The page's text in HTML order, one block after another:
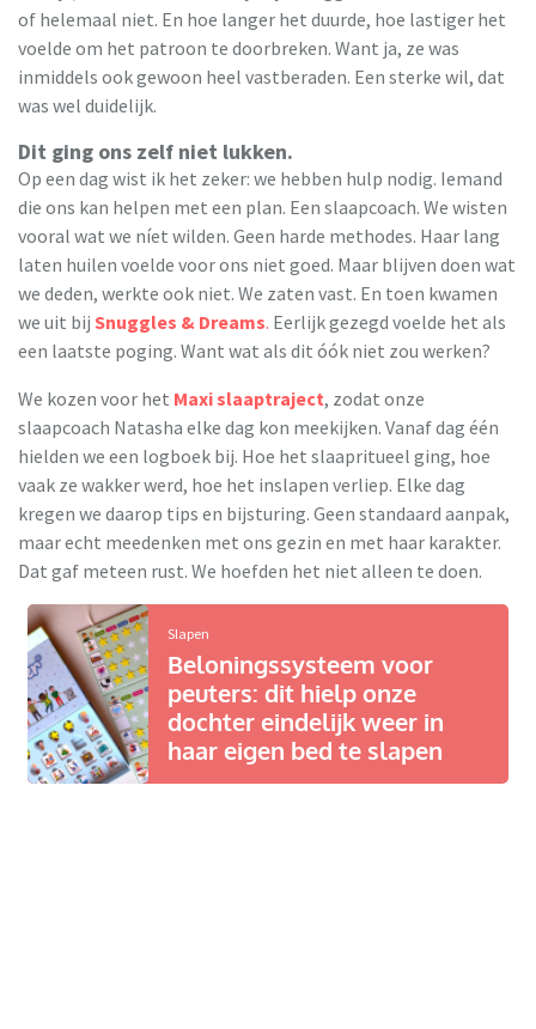
of helemaal niet. En hoe langer het duurde, hoe lastiger het
voelde om het patroon te doorbreken. Want ja, ze was
inmiddels ook gewoon heel vastberaden. Een sterke wil, dat
was wel duidelijk.
Dit ging ons zelf niet lukken.
Op een dag wist ik het zeker: we hebben hulp nodig. Iemand
die ons kan helpen met een plan. Een slaapcoach. We wisten
vooral wat we níet wilden. Geen harde methodes. Haar lang
laten huilen voelde voor ons niet goed. Maar blijven doen wat
we deden, werkte ook niet. We zaten vast. En toen kwamen
we uit bij Snuggles & Dreams. Eerlijk gezegd voelde het als
een laatste poging. Want wat als dit óók niet zou werken?
We kozen voor het Maxi slaaptraject, zodat onze
slaapcoach Natasha elke dag kon meekijken. Vanaf dag één
hielden we een logboek bij. Hoe het slaapritueel ging, hoe
vaak ze wakker werd, hoe het inslapen verliep. Elke dag
kregen we daarop tips en bijsturing. Geen standaard aanpak,
maar echt meedenken met ons gezin en met haar karakter.
Dat gaf meteen rust. We hoefden het niet alleen te doen.
Slapen
Beloningssysteem voor
peuters: dit hielp onze
dochter eindelijk weer in
haar eigen bed te slapen